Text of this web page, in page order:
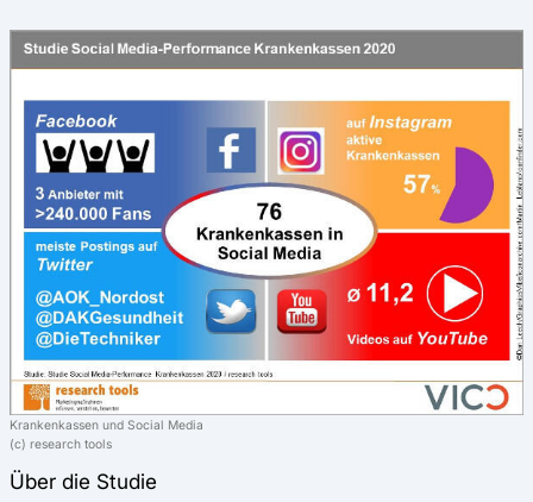
Krankenkassen und Social Media
(c) research tools
Über die Studie